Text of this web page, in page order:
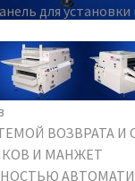
для
ВОЗВРАТА
И МАНЖЕТ